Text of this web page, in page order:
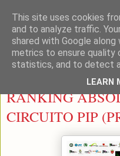
LEON
viernes, 2 de octubre de 2015
RANKING
CIRCUITO PIP
This site uses cookies
and to analyze traffic.
shared with Google
metrics to ensure quality
statistics, and to detect
LEARN